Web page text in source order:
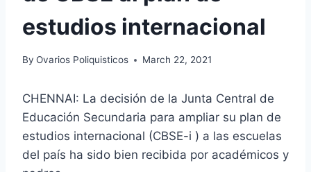
estudios internacional
By Ovarios Poliquisticos March 22, 2021
CHENNAI: La decisión de la Junta Central de
Educación Secundaria para ampliar su plan de
estudios internacional (CBSE-i ) a las escuelas
del país ha sido bien recibida por académicos y